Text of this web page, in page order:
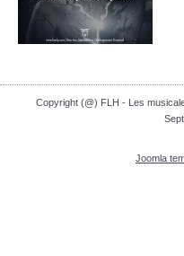
Copyright (@) FLH - Les
Joomla